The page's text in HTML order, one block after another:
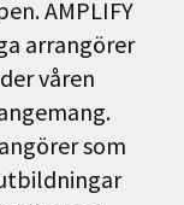
AMPLIFY
arrangörer
våren
som